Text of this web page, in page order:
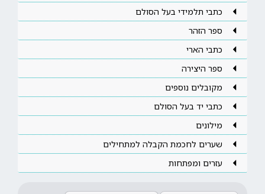
כתבי תלמידי בעל הסולם
ספר הזהר
כתבי הארי
ספר היצירה
מקובלים נוספים
כתבי יד בעל הסולם
מילונים
שערים לחכמת הקבלה למתחילים
עזרים ומפתחות